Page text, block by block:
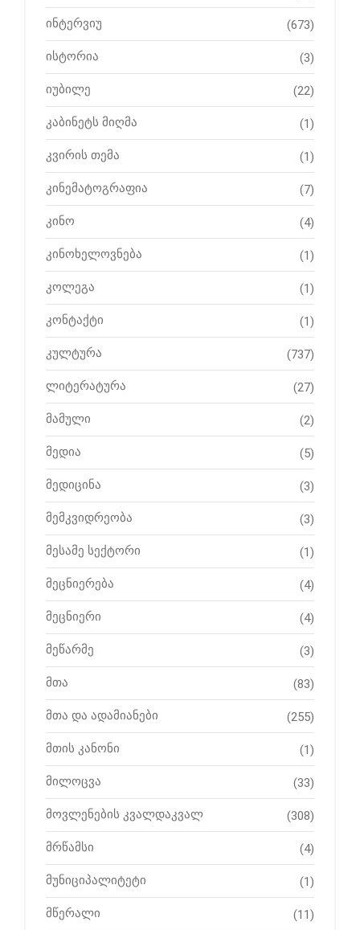
ინტერვიუ (673)
ისტორია (3)
იუბილე (22)
კაბინეტს მიღმა (1)
კვირის თემა (1)
კინემატოგრაფია (7)
კინო (4)
კინოხელოვნება (1)
კოლეგა (1)
კონტაქტი (1)
კულტურა (737)
ლიტერატურა (27)
მამული (2)
მედია (5)
მედიცინა (3)
მემკვიდრეობა (3)
მესამე სექტორი (1)
მეცნიერება (4)
მეცნიერი (4)
მეწარმე (3)
მთა (83)
მთა და ადამიანები (255)
მთის კანონი (1)
მილოცვა (33)
მოვლენების კვალდაკვალ (308)
მრწამსი (4)
მუნიციპალიტეტი (1)
მწერალი (11)